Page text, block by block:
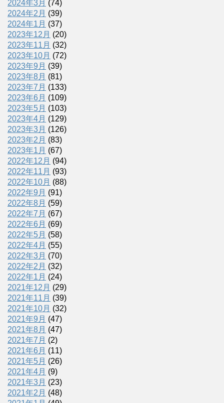
2024年3月 (74)
2024年2月 (39)
2024年1月 (37)
2023年12月 (20)
2023年11月 (32)
2023年10月 (72)
2023年9月 (39)
2023年8月 (81)
2023年7月 (133)
2023年6月 (109)
2023年5月 (103)
2023年4月 (129)
2023年3月 (126)
2023年2月 (83)
2023年1月 (67)
2022年12月 (94)
2022年11月 (93)
2022年10月 (88)
2022年9月 (91)
2022年8月 (59)
2022年7月 (67)
2022年6月 (69)
2022年5月 (58)
2022年4月 (55)
2022年3月 (70)
2022年2月 (32)
2022年1月 (24)
2021年12月 (29)
2021年11月 (39)
2021年10月 (32)
2021年9月 (47)
2021年8月 (47)
2021年7月 (2)
2021年6月 (11)
2021年5月 (26)
2021年4月 (9)
2021年3月 (23)
2021年2月 (48)